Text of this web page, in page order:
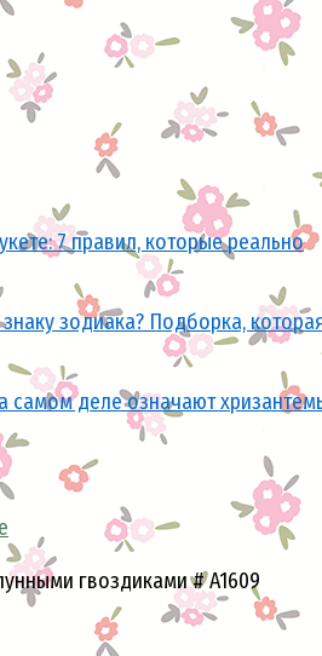
7 правил, которые реально
зодиака? Подборка,
самом деле означают
гвоздиками # A1609